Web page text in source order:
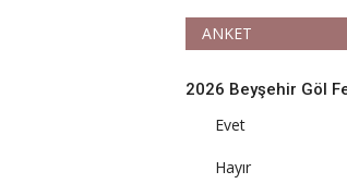
ANKET
2026 Beyşehir Göl
Evet
Hayır